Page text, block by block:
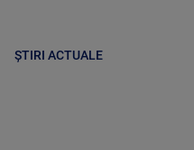
ȘTIRI ACTUALE